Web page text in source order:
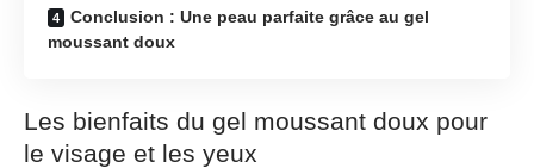
Conclusion : Une peau parfaite grâce au gel
moussant doux
Les bienfaits du gel moussant doux pour
le visage et les yeux